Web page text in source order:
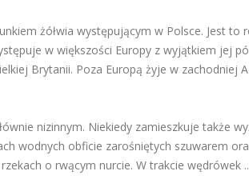
żółwia występującym w Polsce. Jest
w większości Europy z wyjątkiem jej
Brytanii. Poza Europą żyje w zachodniej
nizinnym. Niekiedy zamieszkuje także
wodnych obficie zarośniętych szuwarem
o rwącym nurcie. W trakcie wędrówek